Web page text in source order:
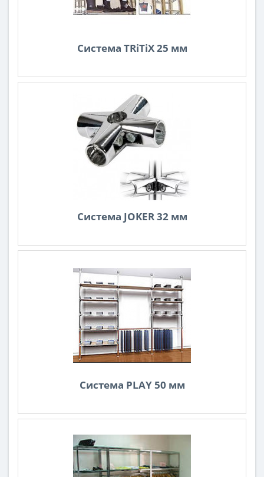
Система TRiTiX 25 мм
Система JOKER 32 мм
Система PLAY 50 мм